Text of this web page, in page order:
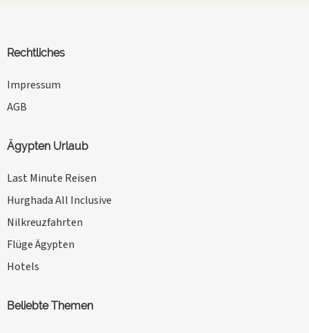
Rechtliches
Impressum
AGB
Ägypten Urlaub
Last Minute Reisen
Hurghada All Inclusive
Nilkreuzfahrten
Flüge Ägypten
Hotels
Beliebte Themen